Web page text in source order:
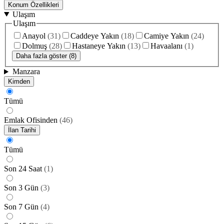
Konum Özellikleri
Ulaşım
Ulaşım
Anayol (31) Caddeye Yakın (18) Camiye Yakın (24)
Dolmuş (28) Hastaneye Yakın (13) Havaalanı (1)
Daha fazla göster (8)
Manzara
Kimden
Tümü
Emlak Ofisinden (46)
İlan Tarihi
Tümü
Son 24 Saat (1)
Son 3 Gün (3)
Son 7 Gün (4)